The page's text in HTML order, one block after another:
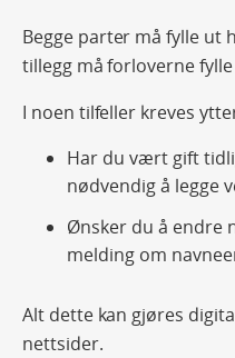
Begge parter må fylle ut
tillegg må forloverne
I noen tilfeller kreves
Har du vært gift
nødvendig å legge
Ønsker du å endre
melding om
Alt dette kan gjøres
nettsider.